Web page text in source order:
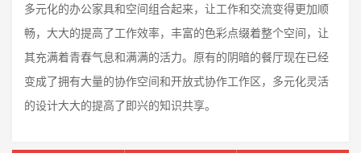
多元化的办公家具和空间组合起来，让工作和交流变得更加顺
畅，大大的提高了工作效率，丰富的色彩点缀着整个空间，让
其充满着青春气息和满满的活力。原有的阴暗的餐厅现在已经
变成了拥有大量的协作空间和开放式协作工作区，多元化灵活
的设计大大的提高了即兴的知识共享。